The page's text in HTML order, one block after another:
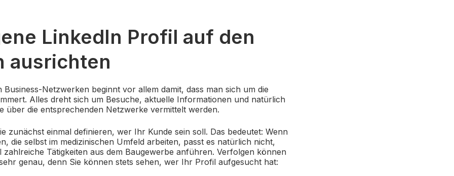
LinkedIn Profil auf den
ausrichten
Business-Netzwerken beginnt vor allem damit, dass man sich um die
Alles dreht sich um Besuche, aktuelle Informationen und natürlich
über die entsprechenden Netzwerke vermittelt werden.
zunächst einmal definieren, wer Ihr Kunde sein soll. Das bedeutet: Wenn
die selbst im medizinischen Umfeld arbeiten, passt es natürlich nicht,
zahlreiche Tätigkeiten aus dem Baugewerbe anführen. Verfolgen können
genau, denn Sie können stets sehen, wer Ihr Profil aufgesucht hat: